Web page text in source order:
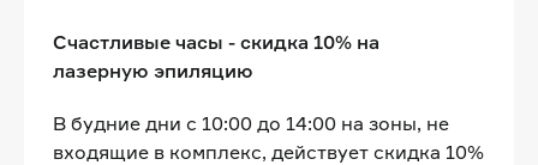
Счастливые часы - скидка 10% на
лазерную эпиляцию
В будние дни с 10:00 до 14:00 на зоны, не
входящие в комплекс, действует скидка 10%